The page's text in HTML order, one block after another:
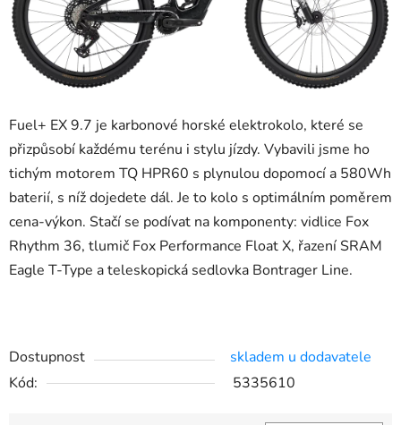
Fuel+ EX 9.7 je karbonové horské elektrokolo, které se
přizpůsobí každému terénu i stylu jízdy. Vybavili jsme ho
tichým motorem TQ HPR60 s plynulou dopomocí a 580Wh
baterií, s níž dojedete dál. Je to kolo s optimálním poměrem
cena-výkon. Stačí se podívat na komponenty: vidlice Fox
Rhythm 36, tlumič Fox Performance Float X, řazení SRAM
Eagle T-Type a teleskopická sedlovka Bontrager Line.
Dostupnost
skladem u dodavatele
Kód:
5335610